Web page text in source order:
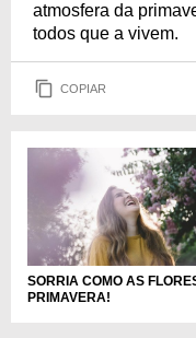
atmosfera da
todos que a vivem.
COPIAR
SORRIA COMO AS
PRIMAVERA!